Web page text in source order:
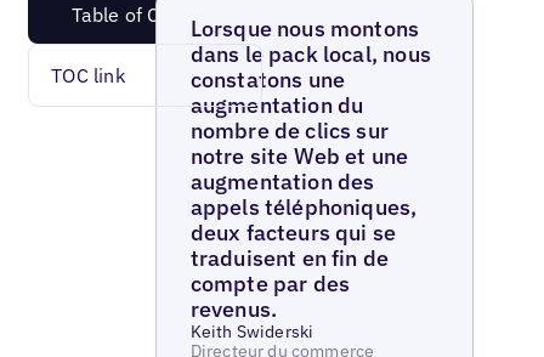
Table of Content
TOC link
Lorsque nous montons
dans le pack local, nous
constatons une
augmentation du
nombre de clics sur
notre site Web et une
augmentation des
appels téléphoniques,
deux facteurs qui se
traduisent en fin de
compte par des
revenus.
Keith Swiderski
Directeur du commerce